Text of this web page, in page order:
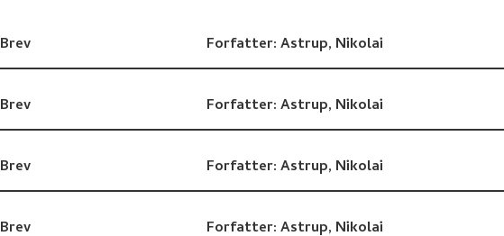
Brev Forfatter:Astrup, Nikolai
Brev Forfatter:Astrup, Nikolai
Brev Forfatter:Astrup, Nikolai
Brev Forfatter:Astrup, Nikolai